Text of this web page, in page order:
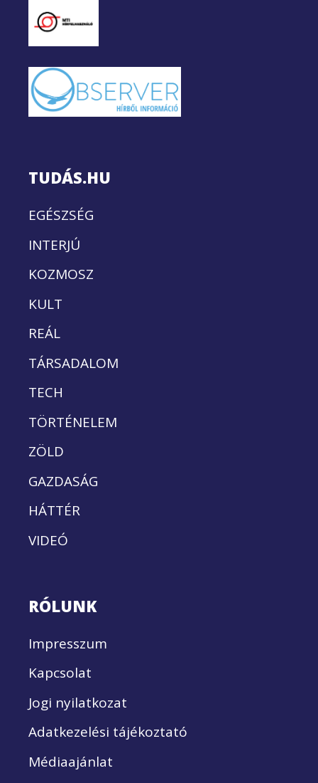
TUDÁS.HU
EGÉSZSÉG
INTERJÚ
KOZMOSZ
KULT
REÁL
TÁRSADALOM
TECH
TÖRTÉNELEM
ZÖLD
GAZDASÁG
HÁTTÉR
VIDEÓ
RÓLUNK
Impresszum
Kapcsolat
Jogi nyilatkozat
Adatkezelési tájékoztató
Médiaajánlat